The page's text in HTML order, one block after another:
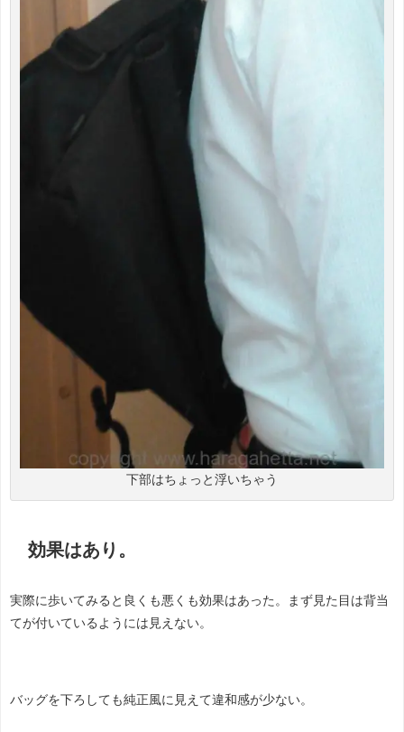
下部はちょっと浮いちゃう
効果はあり。
実際に歩いてみると良くも悪くも効果はあった。まず見た目は背当
てが付いているようには見えない。
バッグを下ろしても純正風に見えて違和感が少ない。